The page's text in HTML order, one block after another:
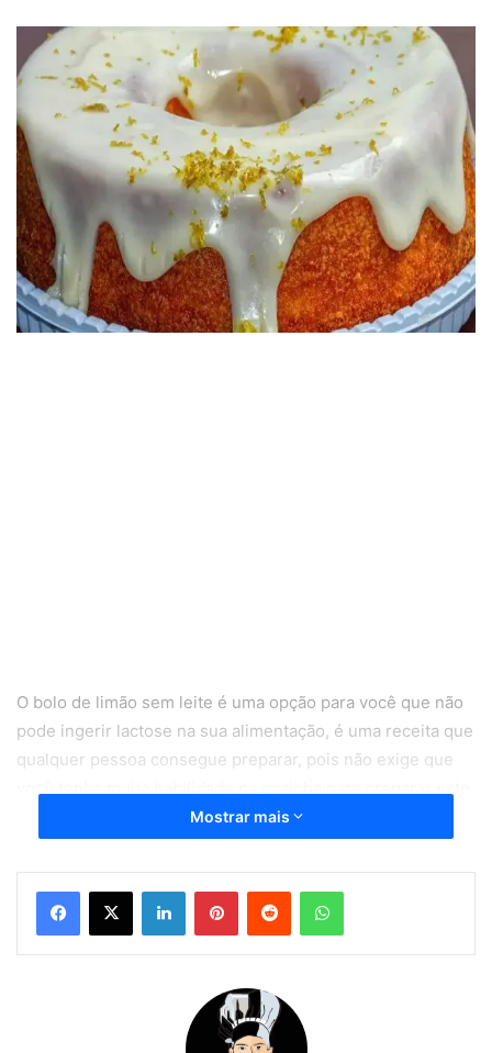
O bolo de limão sem leite é uma opção para você que não
pode ingerir lactose na sua alimentação, é uma receita que
qualquer pessoa consegue preparar, pois não exige que
Se você preferir pode fazer o bolo de limão sem leite para
aquele lanche da tarde, pois esse bolo além de ser
delicioso é versátil e combina com qualquer ocasião. O
melhor de tudo é que os ingredientes do bolo de limão
sem leite, é barato e acessível para todos os brasileiros.
Então não perca mais tempo, faça hoje mesmo o bolo de
limão sem leite aí na sua casa e surpreenda todo com este
Mostrar mais
LinkedinPinterestReddit WhatsApp